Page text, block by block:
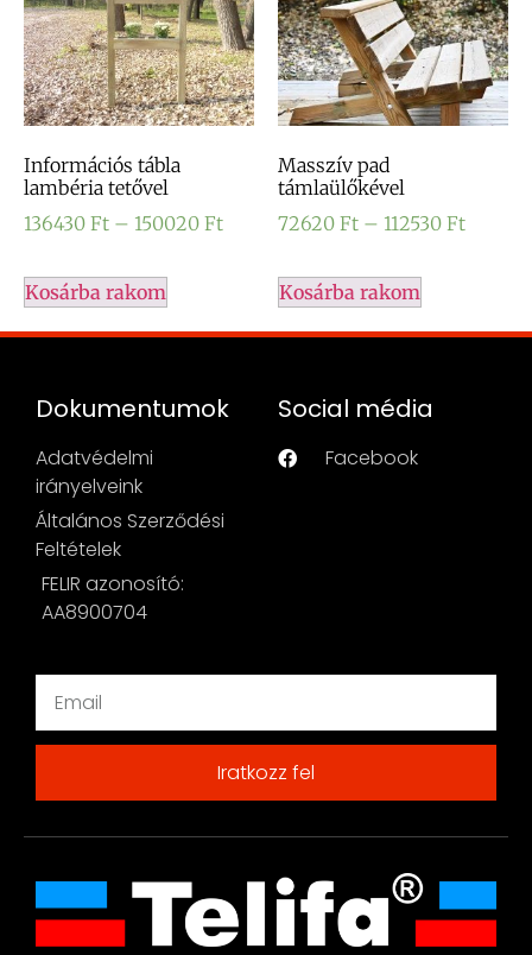
Információs tábla
lambéria tetővel
136430 Ft – 150020 Ft
Kosárba rakom
Masszív pad
támlaülőkével
72620 Ft – 112530 Ft
Kosárba rakom
Dokumentumok
Adatvédelmi
irányelveink
Általános Szerződési
Feltételek
FELIR azonosító:
AA8900704
Social média
Facebook
Iratkozz fel